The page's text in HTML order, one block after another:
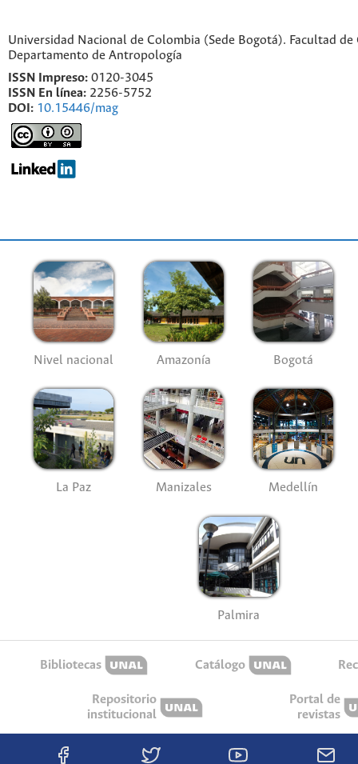
Universidad Nacional de Colombia (Sede Bogotá). Facultad de
Departamento de Antropología
ISSN Impreso: 0120-3045
ISSN En línea: 2256-5752
DOI: 10.15446/mag
Nivel nacional Amazonía Bogotá
La Paz Manizales Medellín
Palmira
Bibliotecas Catálogo
Repositorio
institucional
Portal de
revistas